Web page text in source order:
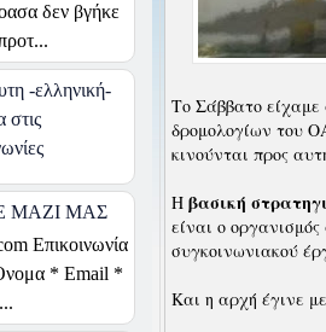
Το Σάββατο είχαμε
δρομολογίων του
κινούνται προς
Η βασική
είναι ο
συγκοινωνιακού
Και η αρχή έγινε
δεν βγήκε
-ελληνική-
στις
ΜΑΖΙ ΜΑΣ
Επικοινωνία
* Email *